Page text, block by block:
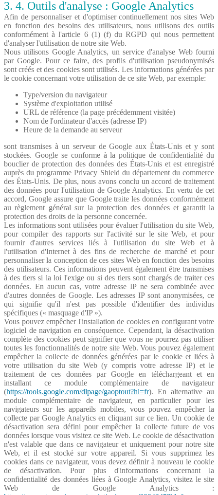
3. 4. Outils d'analyse : Google Analytics
Afin de personnaliser et d'optimiser continuellement nos sites Web
en fonction des besoins des utilisateurs, nous utilisons des outils
conformément à l'article 6 (1) (f) du RGPD qui nous permettent
d'analyser l'utilisation de notre site Web.
Nous utilisons Google Analytics, un service d'analyse Web fourni
par Google. Pour ce faire, des profils d'utilisation pseudonymisés
sont créés et des cookies sont utilisés. Les informations générées par
le cookie concernant votre utilisation de ce site Web, par exemple:
Type/version du navigateur
Système d'exploitation utilisé
URL de référence (la page précédemment visitée)
Nom de l'ordinateur d'accès (adresse IP)
Heure de la demande au serveur
sont transmises à un serveur de Google aux États-Unis et y sont
stockées. Google se conforme à la politique de confidentialité du
bouclier de protection des données des États-Unis et est enregistré
auprès du programme Privacy Shield du département du commerce
des États-Unis. De plus, nous avons conclu un accord de traitement
des données pour l'utilisation de Google Analytics. En vertu de cet
accord, Google assure que Google traite les données conformément
au règlement général sur la protection des données et garantit la
protection des droits de la personne concernée.
Les informations sont utilisées pour évaluer l'utilisation du site Web,
pour compiler des rapports sur l'activité sur le site Web, et pour
fournir d'autres services liés à l'utilisation du site Web et à
l'utilisation d'Internet à des fins de recherche de marché et pour
personnaliser la conception de ces sites Web en fonction des besoins
des utilisateurs. Ces informations peuvent également être transmises
à des tiers si la loi l'exige ou si des tiers sont chargés de traiter ces
données. En aucun cas, votre adresse IP ne sera combinée avec
d'autres données de Google. Les adresses IP sont anonymisées, ce
qui signifie qu'il n'est pas possible d'identifier des individus
spécifiques (« masquage d'IP »).
Vous pouvez empêcher l'installation de cookies en configurant votre
logiciel de navigation en conséquence. Cependant, la désactivation
complète des cookies peut signifier que vous ne pourrez pas utiliser
toutes les fonctionnalités de notre site Web. Vous pouvez également
empêcher la collecte de données générées par le cookie et liées à
votre utilisation du site Web (y compris votre adresse IP) et le
traitement de ces données par Google en téléchargeant et en
installant ce module complémentaire de navigateur
(https://tools.google.com/dlpage/gaoptout?hl=fr). En alternative au
module complémentaire de navigateur, en particulier pour les
navigateurs sur les appareils mobiles, vous pouvez empêcher la
collecte par Google Analytics en cliquant sur ce lien. Un cookie de
désactivation sera défini pour empêcher la collecte future de vos
données lorsque vous visitez ce site Web. Le cookie de désactivation
n'est valable que dans ce navigateur et uniquement pour notre site
Web, et il est stocké sur votre appareil. Si vous supprimez les
cookies dans ce navigateur, vous devez définir à nouveau le cookie
de désactivation. Pour plus d'informations concernant la
confidentialité des données liées à Google Analytics, visitez le site
Web de Google Analytics :